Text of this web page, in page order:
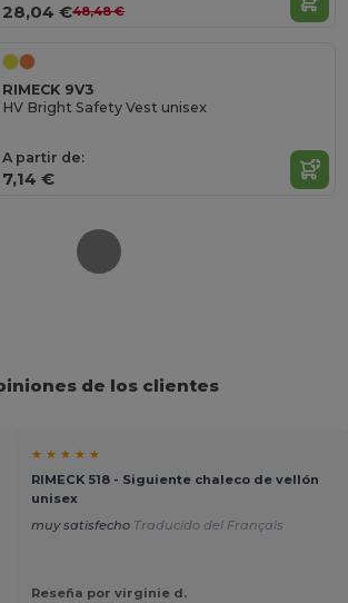
28,04 €48,48 €
RIMECK 9V3
HV Bright Safety Vest unisex
A partir de:
7,14 €
de los clientes
★ ★ ★ ★ ★
RIMECK 518 - Siguiente chaleco de vellón
unisex
muy satisfecho Traducido del Français
Reseña por virginie d.